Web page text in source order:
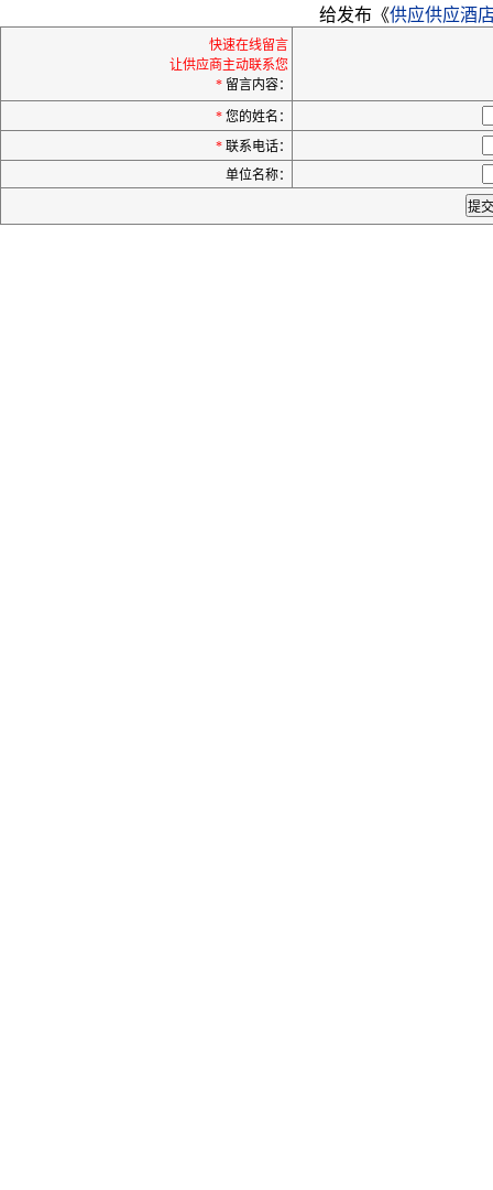
给发布《供应供应酒
快速在线留言
让供应商主动联系您
* 留言内容：
* 您的姓名：
* 联系电话：
单位名称：